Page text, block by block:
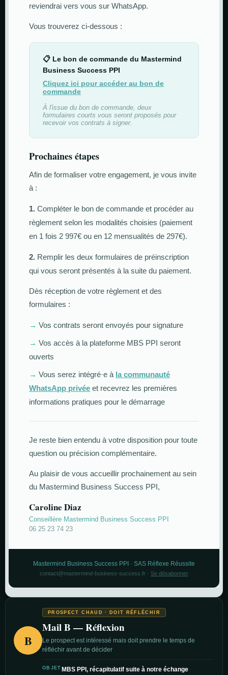
reviendrai vers vous sur WhatsApp.
Vous trouverez ci-dessous :
📋 Le bon de commande du Mastermind
Business Success PPI
Cliquez ici pour accéder au bon de
commande
À l'issue du bon de commande, deux
formulaires courts vous seront proposés pour
recevoir vos contrats à signer.
Prochaines étapes
Afin de formaliser votre engagement, je vous invite
à :
1. Compléter le bon de commande et procéder au
règlement selon les modalités choisies (paiement
en 1 fois 2 997€ ou en 12 mensualités de 297€).
2. Remplir les deux formulaires de préinscription
qui vous seront présentés à la suite du paiement.
Dès réception de votre règlement et des
formulaires :
→ Vos contrats seront envoyés pour signature
→ Vos accès à la plateforme MBS PPI seront
ouverts
→ Vous serez intégré·e à la communauté
WhatsApp privée et recevrez les premières
informations pratiques pour le démarrage
Je reste bien entendu à votre disposition pour toute
question ou précision complémentaire.
Au plaisir de vous accueillir prochainement au sein
du Mastermind Business Success PPI,
Caroline Diaz
Conseillère Mastermind Business Success PPI
06 25 23 74 23
Mastermind Business Success PPI · SAS Réflexe Réussite
contact@mastermind-business-success.fr · Se désabonner
B
PROSPECT CHAUD · DOIT RÉFLÉCHIR
Mail B — Réflexion
Le prospect est intéressé mais doit prendre le temps de
réfléchir avant de décider
OBJET MBS PPI, récapitulatif suite à notre échange